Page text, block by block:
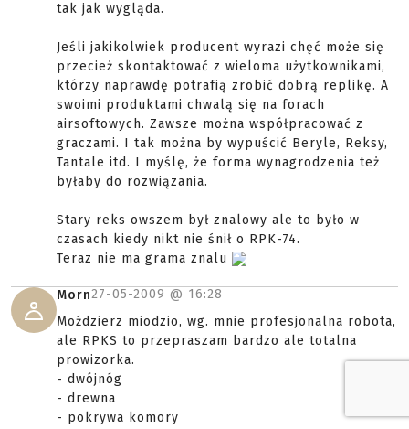
tak jak wygląda.
Jeśli jakikolwiek producent wyrazi chęć może się
przecież skontaktować z wieloma użytkownikami,
którzy naprawdę potrafią zrobić dobrą replikę. A
swoimi produktami chwalą się na forach
airsoftowych. Zawsze można współpracować z
graczami. I tak można by wypuścić Beryle, Reksy,
Tantale itd. I myślę, że forma wynagrodzenia też
byłaby do rozwiązania.
Stary reks owszem był znalowy ale to było w
czasach kiedy nikt nie śnił o RPK-74.
Teraz nie ma grama znalu
Morn27-05-2009 @ 16:28
Moździerz miodzio, wg. mnie profesjonalna robota,
ale RPKS to przepraszam bardzo ale totalna
prowizorka.
- dwójnóg
- drewna
- pokrywa komory